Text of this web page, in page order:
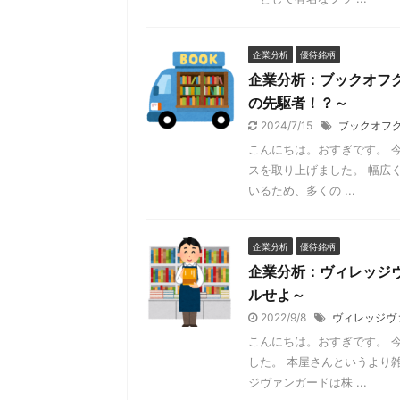
企業分析 優待銘柄
企業分析：ブックオフ
の先駆者！？～
2024/7/15 ブックオフ
こんにちは。おすぎです。
スを取り上げました。 幅広
いるため、多くの ...
企業分析 優待銘柄
企業分析：ヴィレッジ
ルせよ～
2022/9/8 ヴィレッジヴ
こんにちは。おすぎです。
した。 本屋さんというより
ジヴァンガードは株 ...